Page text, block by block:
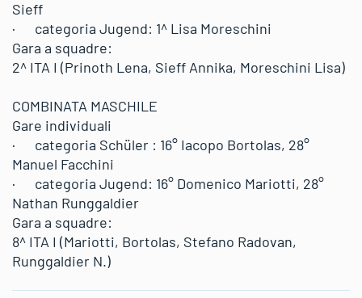
Sieff
· categoria Jugend: 1^ Lisa Moreschini
Gara a squadre:
2^ ITA I (Prinoth Lena, Sieff Annika, Moreschini Lisa)
COMBINATA MASCHILE
Gare individuali
· categoria Schüler : 16° Iacopo Bortolas, 28°
Manuel Facchini
· categoria Jugend: 16° Domenico Mariotti, 28°
Nathan Runggaldier
Gara a squadre:
8^ ITA I (Mariotti, Bortolas, Stefano Radovan,
Runggaldier N.)